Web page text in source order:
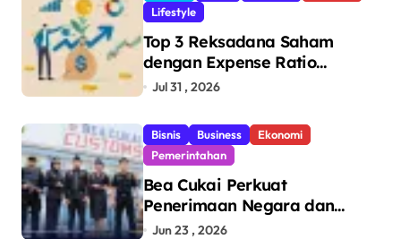
Lifestyle
Top 3 Reksadana Saham
dengan Expense Ratio
Terendah
Jul 31 , 2026
Bisnis Business
Ekonomi
Pemerintahan
Bea Cukai Perkuat
Penerimaan Negara dan
Pengawasan, Setor Rp123,8
Jun 23 , 2026